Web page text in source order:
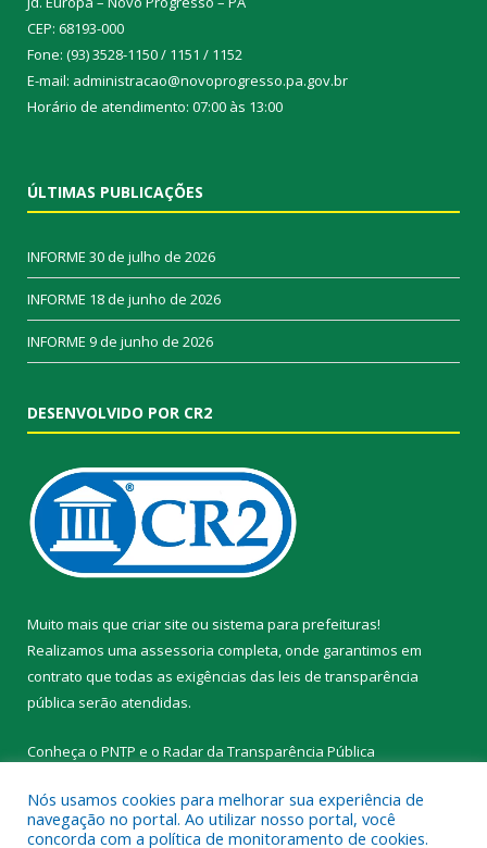
CEP: 68193-000
Fone: (93) 3528-1150 / 1151 / 1152
E-mail: administracao@novoprogresso.pa.gov.br
Horário de atendimento: 07:00 às 13:00
ÚLTIMAS PUBLICAÇÕES
INFORME 30 de julho de 2026
INFORME 18 de junho de 2026
INFORME 9 de junho de 2026
DESENVOLVIDO POR CR2
Muito mais que criar site ou sistema para prefeituras!
Realizamos uma assessoria completa, onde garantimos em
contrato que todas as exigências das leis de transparência
pública serão atendidas.
Conheça o PNTP e o Radar da Transparência Pública
Nós usamos cookies para melhorar sua experiência de
navegação no portal. Ao utilizar nosso portal, você
concorda com a política de monitoramento de cookies.